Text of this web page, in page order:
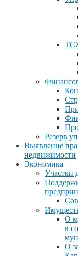
Резерв
Выявление
недвижимости
Экономика
Участки
О
в
О